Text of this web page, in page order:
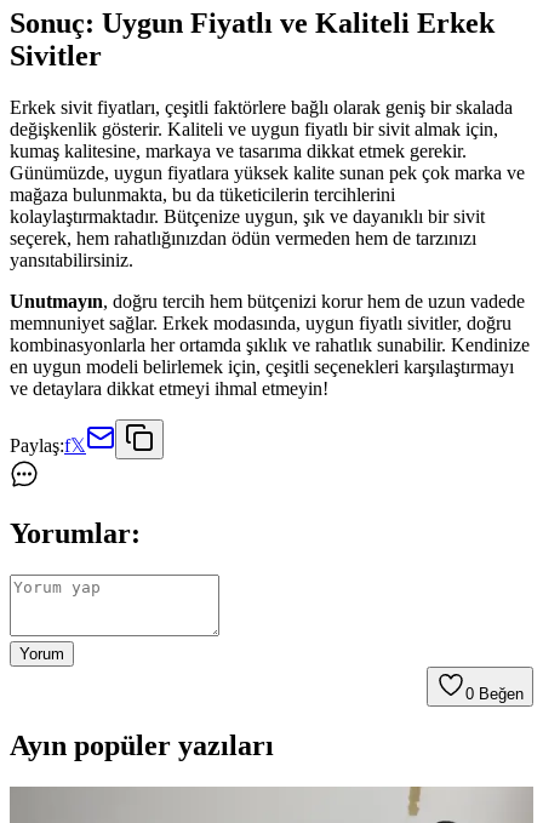
Sonuç: Uygun Fiyatlı ve Kaliteli Erkek
Sivitler
Erkek sivit fiyatları, çeşitli faktörlere bağlı olarak geniş bir skalada
değişkenlik gösterir. Kaliteli ve uygun fiyatlı bir sivit almak için,
kumaş kalitesine, markaya ve tasarıma dikkat etmek gerekir.
Günümüzde, uygun fiyatlara yüksek kalite sunan pek çok marka ve
mağaza bulunmakta, bu da tüketicilerin tercihlerini
kolaylaştırmaktadır. Bütçenize uygun, şık ve dayanıklı bir sivit
seçerek, hem rahatlığınızdan ödün vermeden hem de tarzınızı
yansıtabilirsiniz.
Unutmayın, doğru tercih hem bütçenizi korur hem de uzun vadede
memnuniyet sağlar. Erkek modasında, uygun fiyatlı sivitler, doğru
kombinasyonlarla her ortamda şıklık ve rahatlık sunabilir. Kendinize
en uygun modeli belirlemek için, çeşitli seçenekleri karşılaştırmayı
ve detaylara dikkat etmeyi ihmal etmeyin!
Paylaş:f𝕏
Yorumlar:
Yorum
0 Beğen
Ayın popüler yazıları